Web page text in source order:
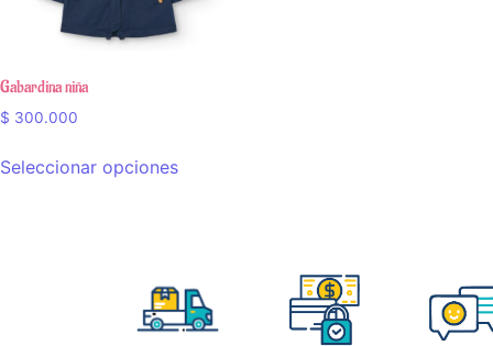
Gabardina niña
$ 300.000
Seleccionar opciones